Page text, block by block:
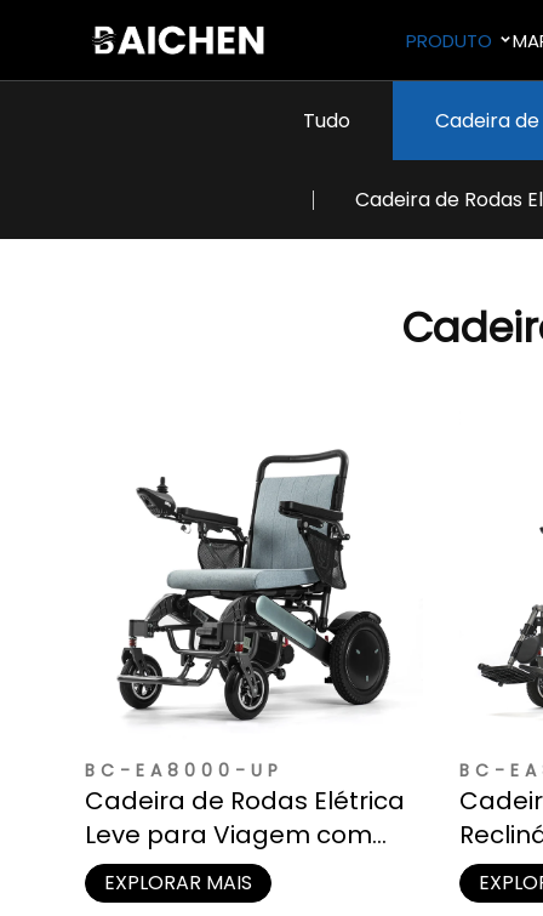
PRODUTO
Tudo Cadeira
Cadeira de Rodas
BC-EA8000-UP
Cadeira de Rodas Elétrica
Leve para Viagem com
Bateria de Lítio Removível
EXPLORAR MAIS
BC-